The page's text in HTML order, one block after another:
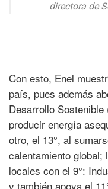
directora de
Con esto, Enel
país, pues además
Desarrollo
producir energía
otro, el 13°, al
calentamiento global;
locales con el 9°:
y también apoya el